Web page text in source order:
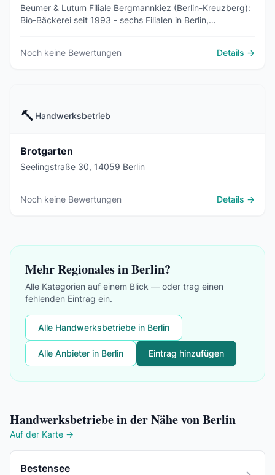
Beumer & Lutum Filiale Bergmannkiez (Berlin-Kreuzberg):
Bio-Bäckerei seit 1993 - sechs Filialen in Berlin,
Noch keine Bewertungen Details →
🔨 Handwerksbetrieb
Brotgarten
Seelingstraße 30, 14059 Berlin
Noch keine Bewertungen Details →
Mehr Regionales in Berlin?
Alle Kategorien auf einem Blick — oder trag einen
fehlenden Eintrag ein.
Alle Handwerksbetriebe in Berlin
Alle Anbieter in Berlin Eintrag hinzufügen
Handwerksbetriebe in der Nähe von Berlin
Auf der Karte →
Bestensee